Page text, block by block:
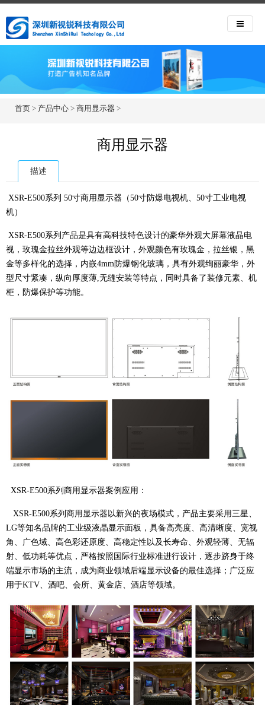
首页 > 产品中心 > 商用显示器 >
商用显示器
描述
XSR-E500系列 50寸商用显示器（50寸防爆电视机、50寸工业电视
机）
XSR-E500系列产品是具有高科技特色设计的豪华外观大屏幕液晶电
视，玫瑰金拉丝外观等边边框设计，外观颜色有玫瑰金，拉丝银，黑
金等多样化的选择，内嵌4mm防爆钢化玻璃，具有外观绚丽豪华，外
型尺寸紧凑，纵向厚度薄,无缝安装等特点，同时具备了装修元素、机
柜，防爆保护等功能。
XSR-E500系列商用显示器案例应用：
XSR-E500系列商用显示器以新兴的夜场模式，产品主要采用三星、
LG等知名品牌的工业级液晶显示面板，具备高亮度、高清晰度、宽视
角、广色域、高色彩还原度、高稳定性以及长寿命、外观轻薄、无辐
射、低功耗等优点，严格按照国际行业标准进行设计，逐步跻身于终
端显示市场的主流，成为商业领域后端显示设备的最佳选择；广泛应
用于KTV、酒吧、会所、黄金店、酒店等领域。